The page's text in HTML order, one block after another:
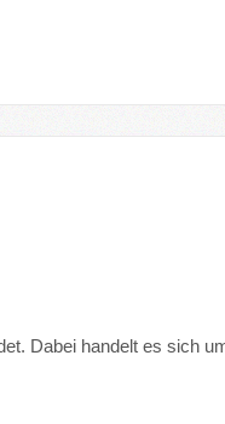
Dabei handelt es sich